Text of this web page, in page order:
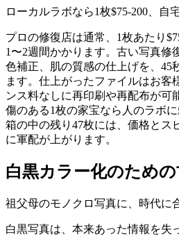
ローカルラボなら1枚$75-200、自
プロの修復店は通常、1枚あたり
1〜2週間かかります。古い写真修
色補正、肌の質感の仕上げを、45
ます。仕上がったファイルはお客
ンス料なしに再印刷や再配布が可
傷のある1枚の家宝なら人のラボ
箱の中の残り47枚には、価格とス
に軍配が上がります。
白黒カラー化のため
祖父母のモノクロ写真に、時代に
白黒写真は、本来あった情報を失